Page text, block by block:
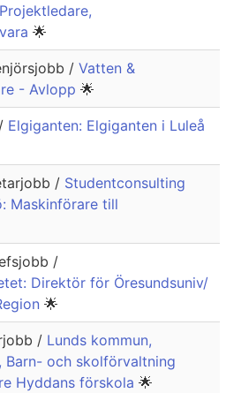
🌟
/ Vatten &
- Avlopp 🌟
Elgiganten: Elgiganten i Luleå
/ Studentconsulting
Maskinförare till
/
Direktör för Öresundsuniv/
🌟
/ Lunds kommun,
Barn- och skolförvaltning
Hyddans förskola 🌟